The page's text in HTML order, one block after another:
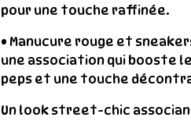
pour une touche raffinée.
• Manucure rouge et
une association qui booste
peps et une touche
Un look street-chic